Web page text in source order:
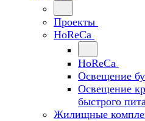
Проекты
HoReCa
HoReCa
Освещение
Освещение
быстрого
Жилищные